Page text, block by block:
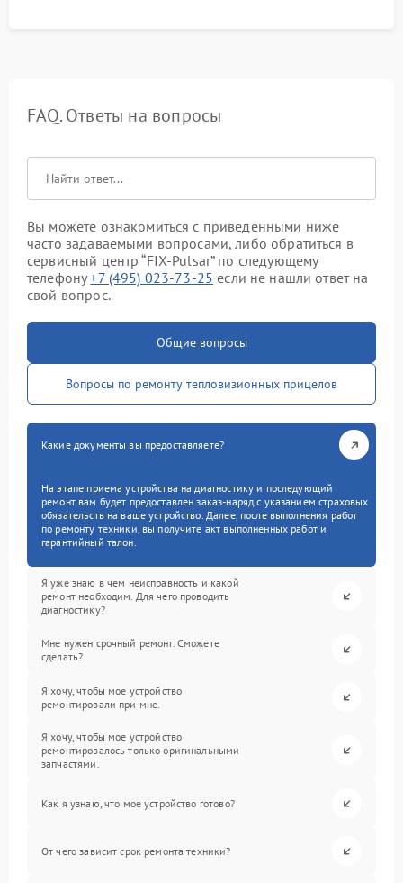
FAQ. Ответы на вопросы
Вы можете ознакомиться с приведенными ниже
часто задаваемыми вопросами, либо обратиться в
сервисный центр “FIX-Pulsar” по следующему
телефону+7 (495) 023-73-25 если не нашли ответ на
свой вопрос.
Общие вопросы
Вопросы по ремонту тепловизионных прицелов
Какие документы вы предоставляете?
На этапе приема устройства на диагностику и последующий
ремонт вам будет предоставлен заказ-наряд с указанием страховых
обязательств на ваше устройство. Далее, после выполнения работ
по ремонту техники, вы получите акт выполненных работ и
гарантийный талон.
Я уже знаю в чем неисправность и какой
ремонт необходим. Для чего проводить
диагностику?
Мне нужен срочный ремонт. Сможете
сделать?
Я хочу, чтобы мое устройство
ремонтировали при мне.
Я хочу, чтобы мое устройство
ремонтировалось только оригинальными
запчастями.
Как я узнаю, что мое устройство готово?
От чего зависит срок ремонта техники?